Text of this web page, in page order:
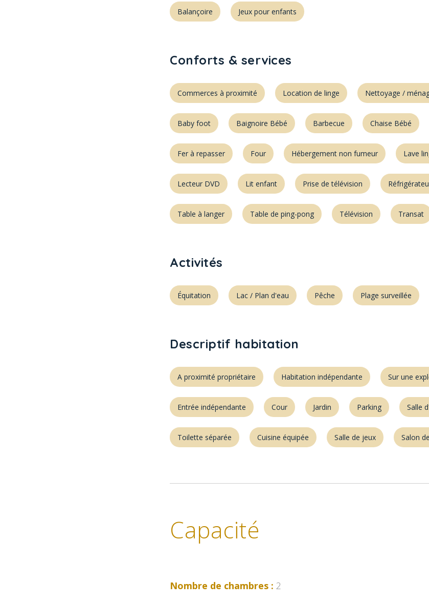
Balançoire Jeux pour enfants
Conforts & services
Commerces à proximité Location de linge Nettoyage /
Baby foot Baignoire Bébé Barbecue Chaise Bébé
Fer à repasser Four Hébergement non fumeur Lave
Lecteur DVD Lit enfant Prise de télévision
Table à langer Table de ping-pong Télévision Transat
Activités
Équitation Lac / Plan d'eau Pêche Plage surveillée
Descriptif habitation
A proximité propriétaire Habitation indépendante Sur une
Entrée indépendante Cour Jardin Parking Salle
Toilette séparée Cuisine équipée Salle de jeux Salon
Capacité
Nombre de chambres : 2